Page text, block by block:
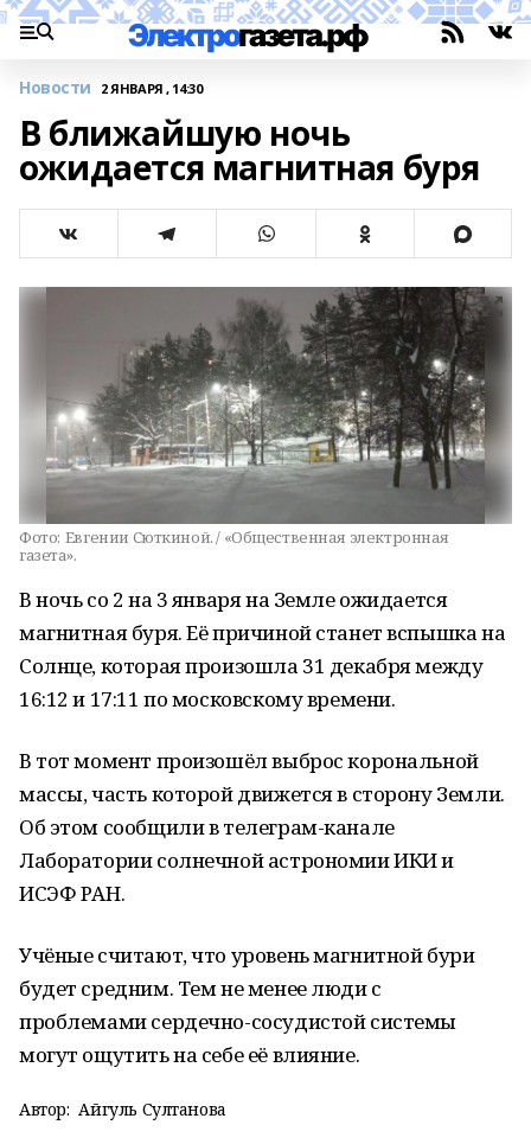
Новости 2 ЯНВАРЯ , 14:30
В ближайшую ночь
ожидается магнитная буря
Фото: Евгении Сюткиной. / «Общественная электронная
газета».
В ночь со 2 на 3 января на Земле ожидается
магнитная буря. Её причиной станет вспышка на
Солнце, которая произошла 31 декабря между
16:12 и 17:11 по московскому времени.
В тот момент произошёл выброс корональной
массы, часть которой движется в сторону Земли.
Об этом сообщили в телеграм-канале
Лаборатории солнечной астрономии ИКИ и
ИСЭФ РАН.
Учёные считают, что уровень магнитной бури
будет средним. Тем не менее люди с
проблемами сердечно-сосудистой системы
могут ощутить на себе её влияние.
Автор: Айгуль Султанова